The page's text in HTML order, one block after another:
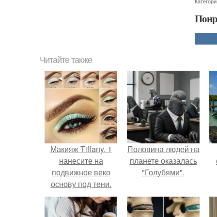
Читайте также
Макияж Tiffany. 1
нанесите на
подвижное веко
основу под тени.
Половина людей на
планете оказалась
"Голубями".